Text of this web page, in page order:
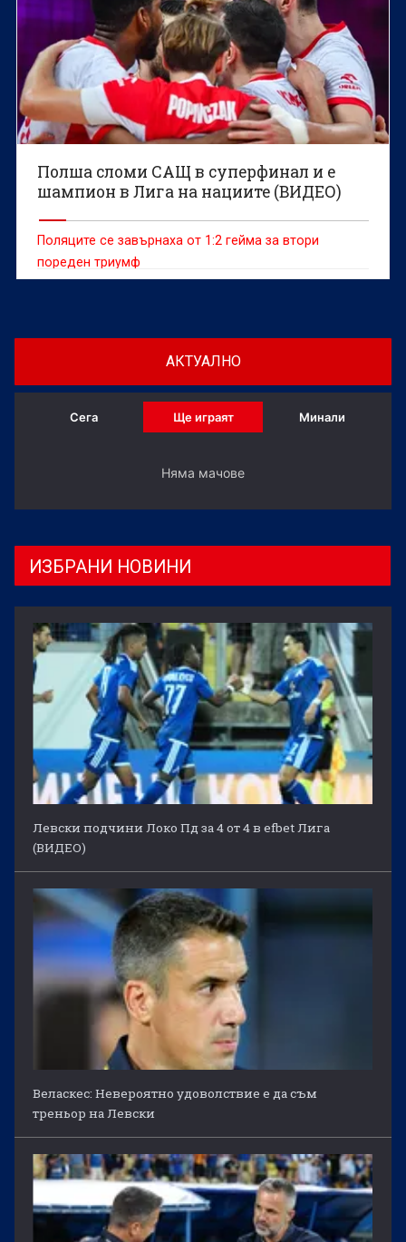
Полша сломи САЩ в суперфинал и е
шампион в Лига на нациите (ВИДЕО)
Поляците се завърнаха от 1:2 гейма за втори
пореден триумф
АКТУАЛНО
Сега Ще играят Минали
Няма мачове
ИЗБРАНИ НОВИНИ
Левски подчини Локо Пд за 4 от 4 в efbet Лига
(ВИДЕО)
Веласкес: Невероятно удоволствие е да съм
треньор на Левски